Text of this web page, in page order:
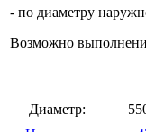
- по диаметру
Возможно
Диаметр: